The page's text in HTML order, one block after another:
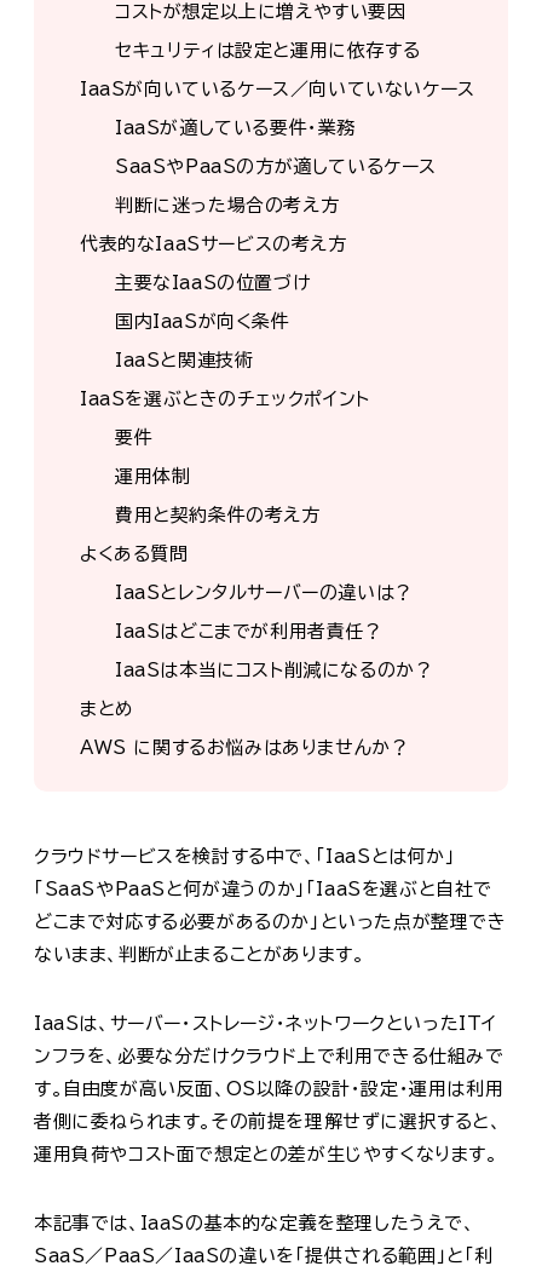
コストが想定以上に増えやすい要因
セキュリティは設定と運用に依存する
IaaSが向いているケース／向いていないケース
IaaSが適している要件・業務
SaaSやPaaSの方が適しているケース
判断に迷った場合の考え方
代表的なIaaSサービスの考え方
主要なIaaSの位置づけ
国内IaaSが向く条件
IaaSと関連技術
IaaSを選ぶときのチェックポイント
要件
運用体制
費用と契約条件の考え方
よくある質問
IaaSとレンタルサーバーの違いは？
IaaSはどこまでが利用者責任？
IaaSは本当にコスト削減になるのか？
まとめ
AWS に関するお悩みはありませんか？
クラウドサービスを検討する中で、「IaaSとは何か」
「SaaSやPaaSと何が違うのか」「IaaSを選ぶと自社で
どこまで対応する必要があるのか」といった点が整理でき
ないまま、判断が止まることがあります。
IaaSは、サーバー・ストレージ・ネットワークといったITイ
ンフラを、必要な分だけクラウド上で利用できる仕組みで
す。自由度が高い反面、OS以降の設計・設定・運用は利用
者側に委ねられます。その前提を理解せずに選択すると、
運用負荷やコスト面で想定との差が生じやすくなります。
本記事では、IaaSの基本的な定義を整理したうえで、
SaaS／PaaS／IaaSの違いを「提供される範囲」と「利